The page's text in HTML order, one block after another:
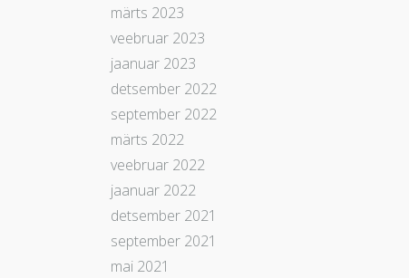
märts 2023
veebruar 2023
jaanuar 2023
detsember 2022
september 2022
märts 2022
veebruar 2022
jaanuar 2022
detsember 2021
september 2021
mai 2021